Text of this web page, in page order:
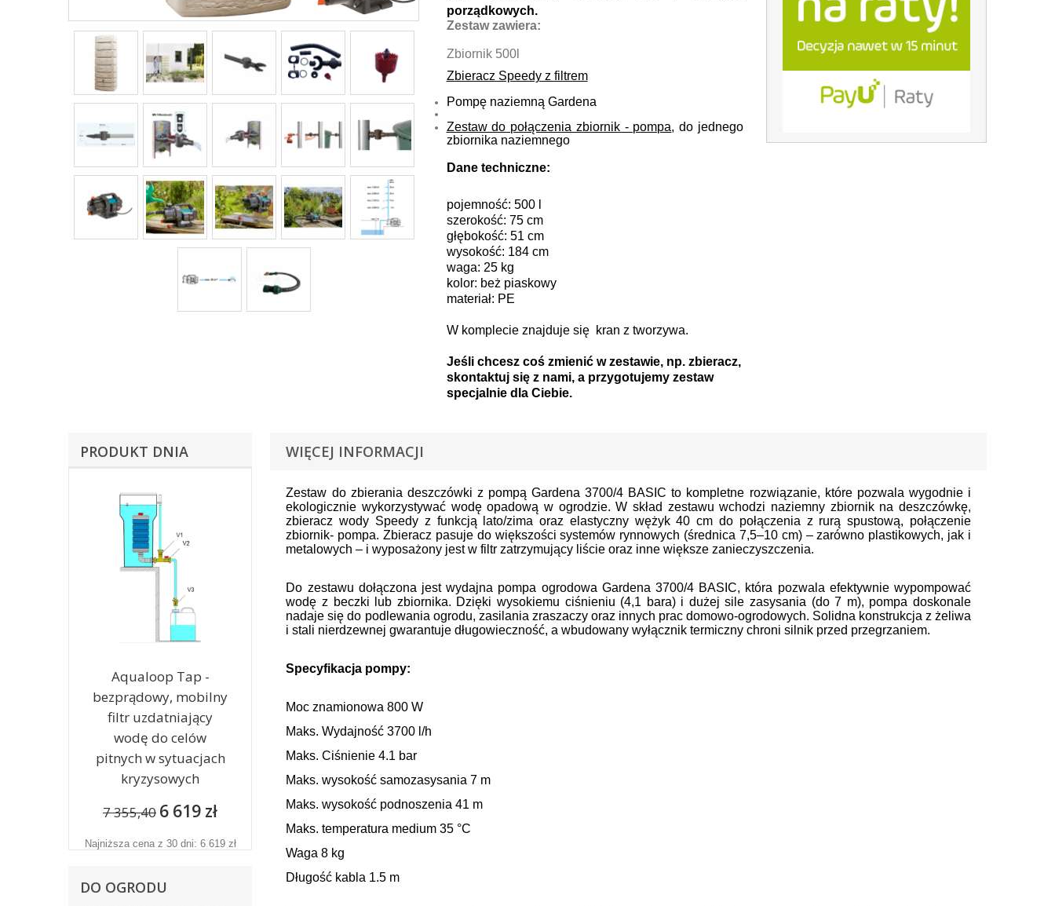
porządkowych.
Zestaw zawiera:
Zbiornik 500l
Zbieracz Speedy z filtrem
Pompę naziemną Gardena
Zestaw do połączenia zbiornik - pompa, do jednego
zbiornika naziemnego
Dane techniczne:
pojemność: 500 l
szerokość: 75 cm
głębokość: 51 cm
wysokość: 184 cm
waga: 25 kg
kolor: beż piaskowy
materiał: PE
W komplecie znajduje się kran z tworzywa.
Jeśli chcesz coś zmienić w zestawie, np. zbieracz,
skontaktuj się z nami, a przygotujemy zestaw
specjalnie dla Ciebie.
WIĘCEJ INFORMACJI
Zestaw do zbierania deszczówki z pompą Gardena 3700/4 BASIC to kompletne rozwiązanie, które pozwala wygodnie i
ekologicznie wykorzystywać wodę opadową w ogrodzie. W skład zestawu wchodzi naziemny zbiornik na deszczówkę,
zbieracz wody Speedy z funkcją lato/zima oraz elastyczny wężyk 40 cm do połączenia z rurą spustową, połączenie
zbiornik- pompa. Zbieracz pasuje do większości systemów rynnowych (średnica 7,5–10 cm) – zarówno plastikowych, jak i
metalowych – i wyposażony jest w filtr zatrzymujący liście oraz inne większe zanieczyszczenia.
Do zestawu dołączona jest wydajna pompa ogrodowa Gardena 3700/4 BASIC, która pozwala efektywnie wypompować
wodę z beczki lub zbiornika. Dzięki wysokiemu ciśnieniu (4,1 bara) i dużej sile zasysania (do 7 m), pompa doskonale
nadaje się do podlewania ogrodu, zasilania zraszaczy oraz innych prac domowo-ogrodowych. Solidna konstrukcja z żeliwa
i stali nierdzewnej gwarantuje długowieczność, a wbudowany wyłącznik termiczny chroni silnik przed przegrzaniem.
Specyfikacja pompy:
Moc znamionowa 800 W
Maks. Wydajność 3700 l/h
Maks. Ciśnienie 4.1 bar
Maks. wysokość samozasysania 7 m
Maks. wysokość podnoszenia 41 m
Maks. temperatura medium 35 °C
Waga 8 kg
Długość kabla 1.5 m
PRODUKT DNIA
Aqualoop Tap -
bezprądowy, mobilny
filtr uzdatniający
wodę do celów
pitnych w sytuacjach
kryzysowych
7 355,40 6 619 zł
Najniższa cena z 30 dni: 6 619 zł
DO OGRODU